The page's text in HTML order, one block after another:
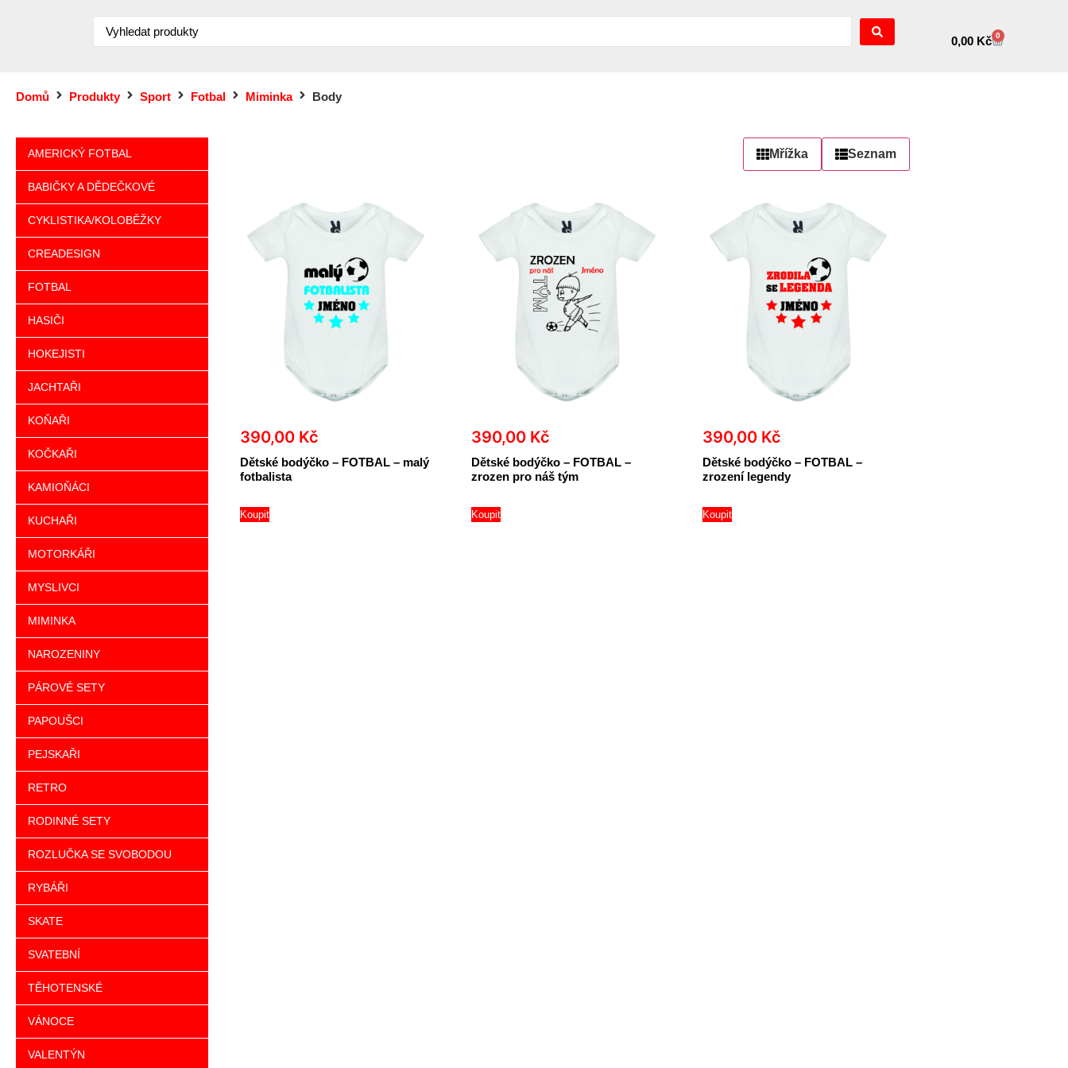
0,00 Kč 0
Domů Produkty Sport Fotbal Miminka Body
AMERICKÝ FOTBAL
BABIČKY A DĚDEČKOVÉ
CYKLISTIKA/KOLOBĚŽKY
CREADESIGN
FOTBAL
HASIČI
HOKEJISTI
JACHTAŘI
KOŇAŘI
KOČKAŘI
KAMIOŇÁCI
KUCHAŘI
MOTORKÁŘI
MYSLIVCI
MIMINKA
NAROZENINY
PÁROVÉ SETY
PAPOUŠCI
PEJSKAŘI
RETRO
RODINNÉ SETY
ROZLUČKA SE SVOBODOU
RYBÁŘI
SKATE
SVATEBNÍ
TĚHOTENSKÉ
VÁNOCE
VALENTÝN
Mřížka Seznam
390,00 Kč
Dětské bodýčko – FOTBAL – malý
fotbalista
Koupit
390,00 Kč
Dětské bodýčko – FOTBAL –
zrozen pro náš tým
Koupit
390,00 Kč
Dětské bodýčko – FOTBAL –
zrození legendy
Koupit